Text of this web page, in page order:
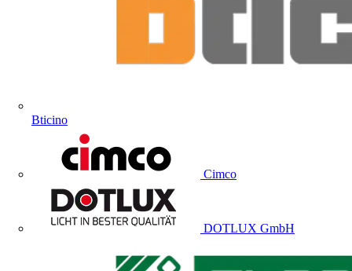
Bticino
Cimco
DOTLUX GmbH